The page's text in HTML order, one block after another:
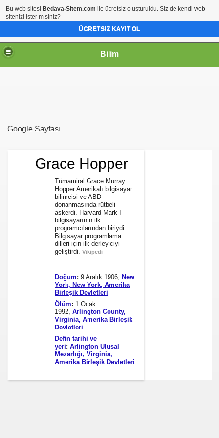
Bilim
Google Sayfası
Grace Hopper
Tümamiral Grace Murray
Hopper Amerikalı bilgisayar
bilimcisi ve ABD
donanmasında rütbeli
askerdi. Harvard Mark I
bilgisayarının ilk
programcılarından biriydi.
Bilgisayar programlama
dilleri için ilk derleyiciyi
geliştirdi. Vikipedi
Doğum: 9 Aralık 1906, New
York, New York, Amerika
Birleşik Devletleri
Ölüm: 1 Ocak
1992, Arlington County,
Virginia, Amerika Birleşik
Devletleri
Defin tarihi ve
yeri: Arlington Ulusal
Mezarlığı, Virginia,
Amerika Birleşik Devletleri
77-73 Yenildi
açmak için 80 milyon dolar yatırdı
Bu web sitesi Bedava-Sitem.com ile ücretsiz oluşturuldu. Siz de kendi web
sitenizi ister misiniz?
ÜCRETSIZ KAYIT OL